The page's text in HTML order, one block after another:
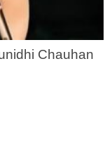
Chauhan